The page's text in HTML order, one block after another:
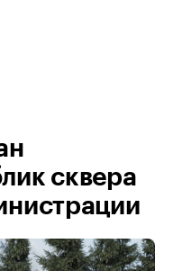
сквера